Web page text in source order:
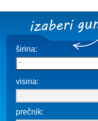
širina:
-
visina:
-
prečnik: